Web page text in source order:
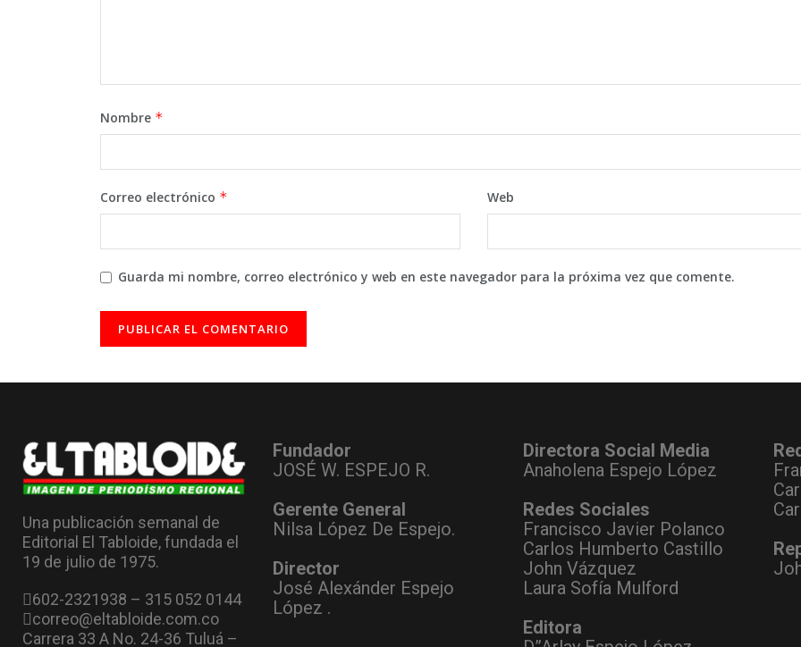
Nombre *
Correo electrónico * Web
Guarda mi nombre, correo electrónico y web en este navegador para la próxima vez que comente.
Una publicación semanal de
Editorial El Tabloide, fundada el
19 de julio de 1975.
602-2321938 – 315 052 0144
correo@eltabloide.com.co
Carrera 33 A No. 24-36 Tuluá –
Fundador
JOSÉ W. ESPEJO R.
Gerente General
Nilsa López De Espejo.
Director
José Alexánder Espejo
López .
Directora Social Media
Anaholena Espejo López
Redes Sociales
Francisco Javier Polanco
Carlos Humberto Castillo
John Vázquez
Laura Sofía Mulford
Editora